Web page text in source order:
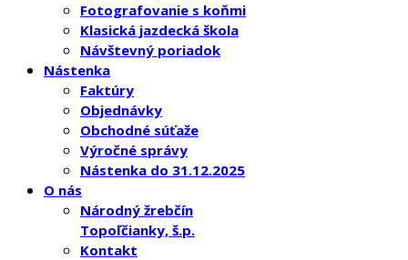
Fotografovanie s koňmi
Klasická jazdecká škola
Návštevný poriadok
Nástenka
Faktúry
Objednávky
Obchodné súťaže
Výročné správy
Nástenka do 31.12.2025
O nás
Národný žrebčín
Topoľčianky, š.p.
Kontakt